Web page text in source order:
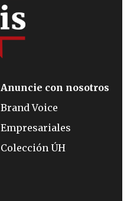
Anuncie con nosotros
Brand Voice
Empresariales
Colección ÚH